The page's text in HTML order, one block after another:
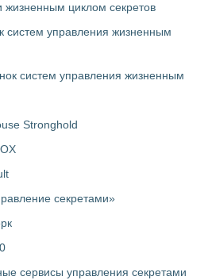
жизненным циклом секретов
систем управления жизненным
систем управления жизненным
Stronghold
секретами»
сервисы управления секретами